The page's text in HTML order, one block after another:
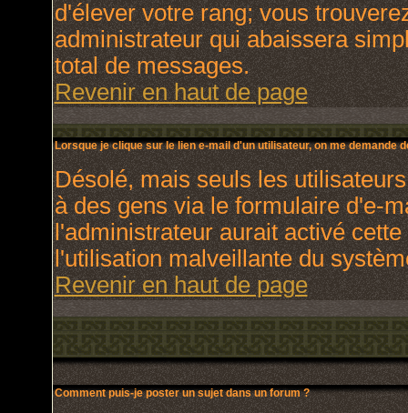
d'élever votre rang; vous
administrateur qui abaissera
total de messages.
Revenir en haut de page
Lorsque je clique sur le lien e-mail d'un utilisateur, on me demande
Désolé, mais seuls les
à des gens via le formulaire d'e-
l'administrateur aurait activé
l'utilisation malveillante du
Revenir en haut de page
Comment puis-je poster un sujet dans un forum ?